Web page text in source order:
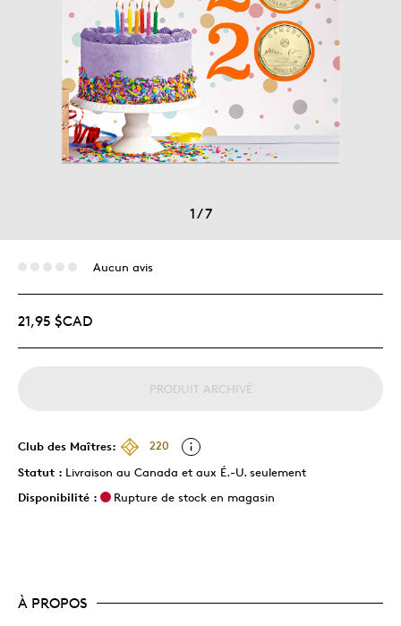
1/7
Aucun avis
21,95 $CAD
PRODUIT ARCHIVÉ
Club des Maîtres:
220
Statut : Livraison au Canada et aux É.-U. seulement
Disponibilité :
Rupture de stock en magasin
À PROPOS